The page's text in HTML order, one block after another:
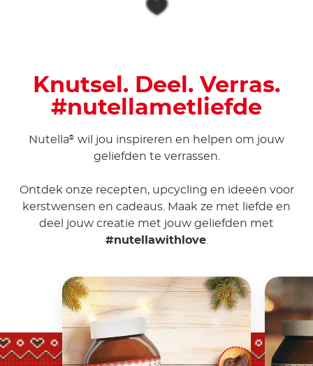
Knutsel. Deel. Verras.
#nutellametliefde
Nutella® wil jou inspireren en helpen om jouw
geliefden te verrassen.
Ontdek onze recepten, upcycling en ideeën voor
kerstwensen en cadeaus. Maak ze met liefde en
deel jouw creatie met jouw geliefden met
#nutellawithlove.